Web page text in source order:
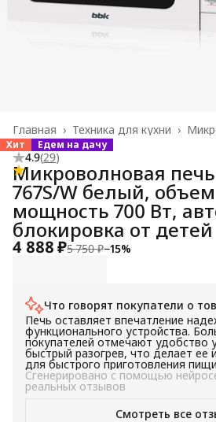
Техника для кухни ›
Главная ›
Хит Едем на дачу
4.9(29)
Микроволновая печь
767S/W белый,
мощность 700 Вт,
блокировка от детей
4 888 ₽5 750 ₽−15%
Что говорят покупатели о
Печь оставляет впечатление
функционального устройства.
покупателей отмечают удобство
быстрый разогрев, что делает
для быстрого приготовления
с задачей разогрева пищи
товар рекомендуется к покупке
надежное и удобное в
Сгенерировано с помощью
реальных отзывов
Смотреть все